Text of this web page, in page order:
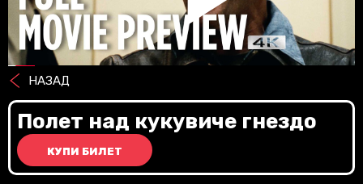
НАЗАД
Полет над кукувиче гнездо
КУПИ БИЛЕТ